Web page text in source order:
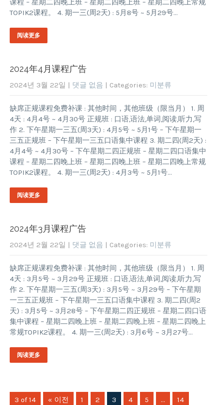
课程 – 星期二四晚上班 – 星期二四晚上班 – 星期二四晚上常规
TOPIK2课程。 4. 期一三(周2天) : 5月8号 ~ 5月29号…
阅读更多
2024年4月课程广告
2024년 3월 22일 | 댓글 없음 | Categories: 미분류
缺席正规课程免费补课 : 其他时间，其他班级（限当月） 1. 周
4天 : 4月4号 ~ 4月30号 正规班 : 口语,语法,单词,阅读,听力,写
作 2. 下午星期一三五(周3天) : 4月5号 ~ 5月1号 – 下午星期一
三五正规班 – 下午星期一三五口语集中课程 3. 期二四(周2天) :
4月4号 ~ 4月30号 – 下午星期二四正规班 – 星期二四口语集中
课程 – 星期二四晚上班 – 星期二四晚上班 – 星期二四晚上常规
TOPIK2课程。 4. 期一三(周2天) : 4月3号 ~ 5月1号…
阅读更多
2024年3月课程广告
2024년 2월 22일 | 댓글 없음 | Categories: 미분류
缺席正规课程免费补课 : 其他时间，其他班级（限当月） 1. 周
4天 : 3月5号 ~ 3月29号 正规班 : 口语,语法,单词,阅读,听力,写
作 2. 下午星期一三五(周3天) : 3月5号 ~ 3月29号 – 下午星期
一三五正规班 – 下午星期一三五口语集中课程 3. 期二四(周2
天) : 3月5号 ~ 3月28号 – 下午星期二四正规班 – 星期二四口语
集中课程 – 星期二四晚上班 – 星期二四晚上班 – 星期二四晚上
常规TOPIK2课程。 4. 期一三(周2天) : 3月6号 ~ 3月27号…
阅读更多
3 of 14 « 이전 1 2 3 4 5 …
14